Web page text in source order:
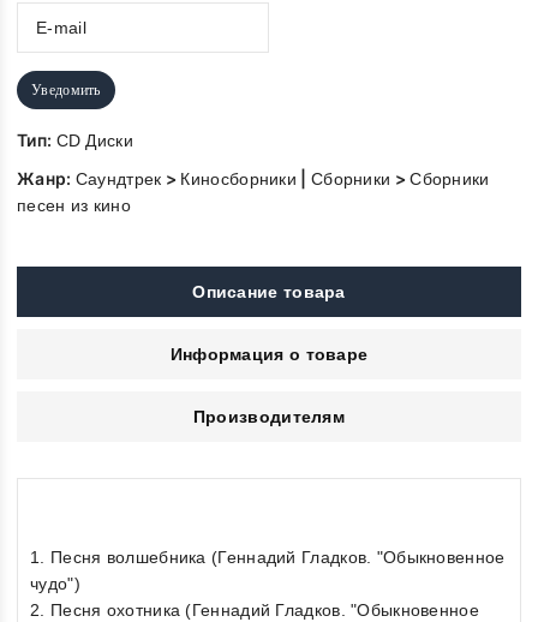
Уведомить
Тип: CD Диски
Жанр: Саундтрек > Киносборники Сборники >Сборники
песен из кино
Описание товара
Информация о товаре
Производителям
1. Песня волшебника (Геннадий Гладков. "Обыкновенное
чудо")
2. Песня охотника (Геннадий Гладков. "Обыкновенное